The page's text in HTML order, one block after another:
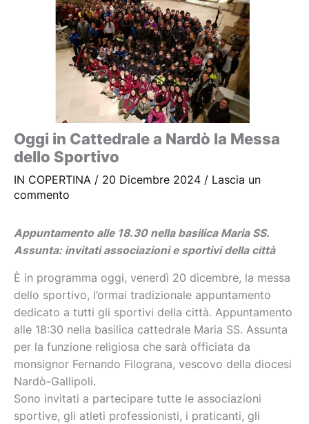
Oggi in Cattedrale a Nardò la Messa
dello Sportivo
IN COPERTINA / 20 Dicembre 2024 / Lascia un
commento
Appuntamento alle 18.30 nella basilica Maria SS.
Assunta: invitati associazioni e sportivi della città
È in programma oggi, venerdì 20 dicembre, la messa
dello sportivo, l’ormai tradizionale appuntamento
dedicato a tutti gli sportivi della città. Appuntamento
alle 18:30 nella basilica cattedrale Maria SS. Assunta
per la funzione religiosa che sarà officiata da
monsignor Fernando Filograna, vescovo della diocesi
Nardò-Gallipoli.
Sono invitati a partecipare tutte le associazioni
sportive, gli atleti professionisti, i praticanti, gli